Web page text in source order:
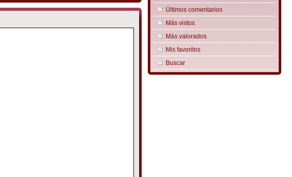
Últimos comentarios
Más vistos
Más valorados
Mis favoritos
Buscar